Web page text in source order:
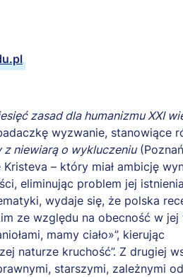
zasad dla humanizmu XXI
wyzwanie, stanowiące
z niewiarą o wykluczeniu
– który miał ambicję
eliminując problem jej
wydaje się, że polska
ze względu na obecność w
mamy ciało»”, kierując
naturze kruchość”. Z drugiej
starszymi, zależnymi od